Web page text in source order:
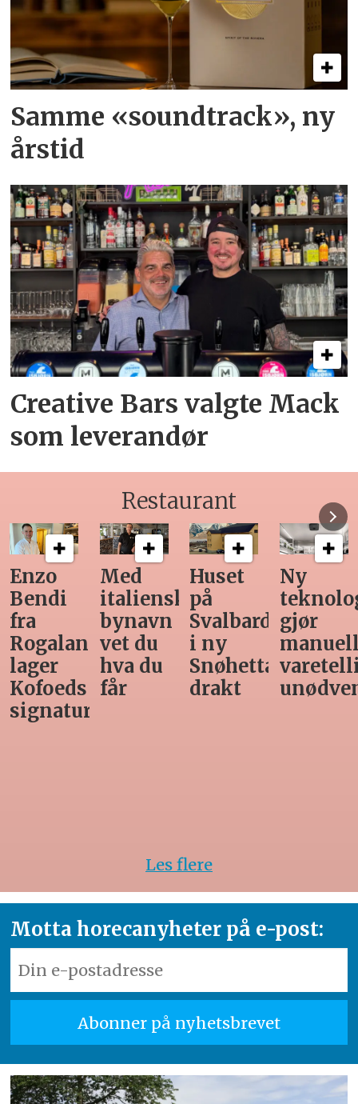
Samme «soundtrack», ny
årstid
Creative Bars valgte Mack
som leverandør
Restaurant
Med
italiensk
bynavn
vet du
hva du
får
Huset
på
Svalbard
i ny
Snøhetta-
drakt
Ny
teknologi
gjør
manuell
varetelling
unødvendig
Siste
Horeca-
før
Les flere
Motta horecanyheter på e-post: